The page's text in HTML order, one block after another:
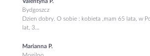
Bydgoszcz
Dzien dobry. O sobie : kobieta ,mam 65 lata, w
lat, 3...
Marianna P.